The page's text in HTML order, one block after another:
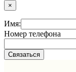
×
Имя:
Номер телефона